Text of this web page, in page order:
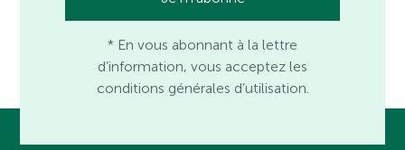
* En vous abonnant à la lettre
d’information, vous acceptez les
conditions générales d’utilisation.